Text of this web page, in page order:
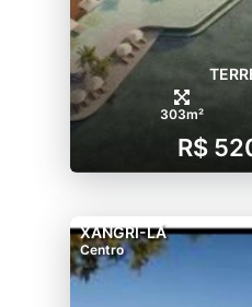
303m²
R$
XANGRI-LÁ
Centro